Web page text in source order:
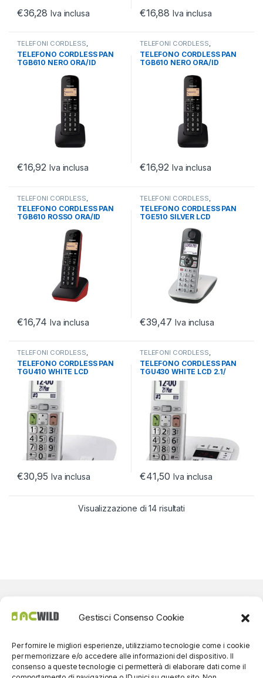
Gestisci Consenso Cookie
Per fornire le migliori esperienze, utilizziamo tecnologie come i cookie
per memorizzare e/o accedere alle informazioni del dispositivo. Il
consenso a queste tecnologie ci permetterà di elaborare dati come il
€36,28 Iva inclusa €16,88 Iva inclusa
TELEFONI CORDLESS,
TELEFONIA, TELEFONIA FISSA
TELEFONO CORDLESS PAN
TGB610 NERO ORA/ID
€16,92 Iva inclusa
TELEFONI CORDLESS,
TELEFONIA, TELEFONIA FISSA
TELEFONO CORDLESS PAN
TGB610 NERO ORA/ID
€16,92 Iva inclusa
TELEFONI CORDLESS
TELEFONIA, TELEFONIA FISSA
TELEFONO CORDLESS PAN
TGB610 ROSSO ORA/ID
€16,74 Iva inclusa
TELEFONI CORDLESS
TELEFONIA, TELEFONIA FISSA
TELEFONO CORDLESS PAN
TGE510 SILVER LCD
CH/COMP.APP.ACUST
€39,47 Iva inclusa
TELEFONI CORDLESS,
TELEFONIA, TELEFONIA FISSA
TELEFONO CORDLESS PAN
TGU410 WHITE LCD
2.1/BLOCCO
CH/COMP.APP.ACUST
€30,95 Iva inclusa
TELEFONI CORDLESS,
TELEFONIA, TELEFONIA FISSA
TELEFONO CORDLESS PAN
TGU430 WHITE LCD 2.1/
TGU410 + SEGR.TELEFONICA
€41,50 Iva inclusa
Visualizzazione di 14 risultati